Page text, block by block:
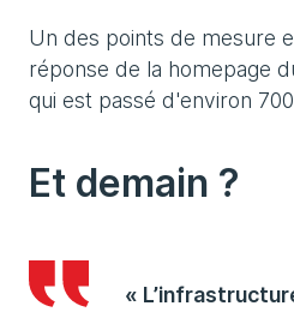
Un des points de mesure
réponse de la homepage
qui est passé d'environ
Et demain ?
«